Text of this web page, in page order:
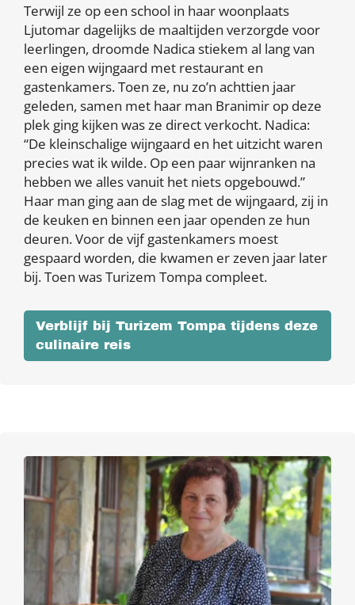
Terwijl ze op een school in haar woonplaats
Ljutomar dagelijks de maaltijden verzorgde voor
leerlingen, droomde Nadica stiekem al lang van
een eigen wijngaard met restaurant en
gastenkamers. Toen ze, nu zo’n achttien jaar
geleden, samen met haar man Branimir op deze
plek ging kijken was ze direct verkocht. Nadica:
“De kleinschalige wijngaard en het uitzicht waren
precies wat ik wilde. Op een paar wijnranken na
hebben we alles vanuit het niets opgebouwd.”
Haar man ging aan de slag met de wijngaard, zij in
de keuken en binnen een jaar openden ze hun
deuren. Voor de vijf gastenkamers moest
gespaard worden, die kwamen er zeven jaar later
bij. Toen was Turizem Tompa compleet.
Verblijf bij Turizem Tompa tijdens deze
culinaire reis